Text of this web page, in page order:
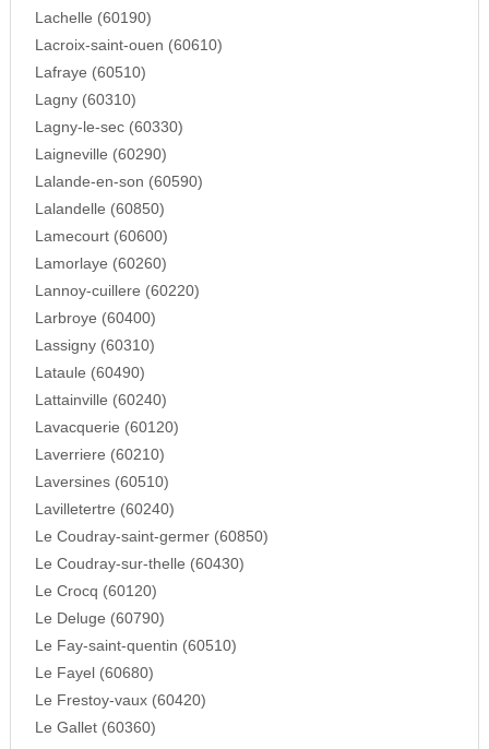
Lachelle (60190)
Lacroix-saint-ouen (60610)
Lafraye (60510)
Lagny (60310)
Lagny-le-sec (60330)
Laigneville (60290)
Lalande-en-son (60590)
Lalandelle (60850)
Lamecourt (60600)
Lamorlaye (60260)
Lannoy-cuillere (60220)
Larbroye (60400)
Lassigny (60310)
Lataule (60490)
Lattainville (60240)
Lavacquerie (60120)
Laverriere (60210)
Laversines (60510)
Lavilletertre (60240)
Le Coudray-saint-germer (60850)
Le Coudray-sur-thelle (60430)
Le Crocq (60120)
Le Deluge (60790)
Le Fay-saint-quentin (60510)
Le Fayel (60680)
Le Frestoy-vaux (60420)
Le Gallet (60360)